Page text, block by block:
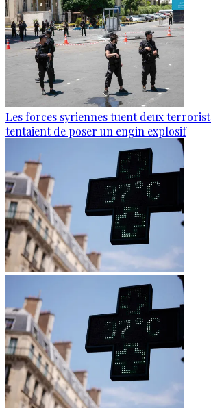
Les forces syriennes tuent deux
tentaient de poser un engin explosif